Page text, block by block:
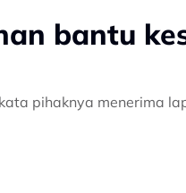
bantu
pihaknya menerima